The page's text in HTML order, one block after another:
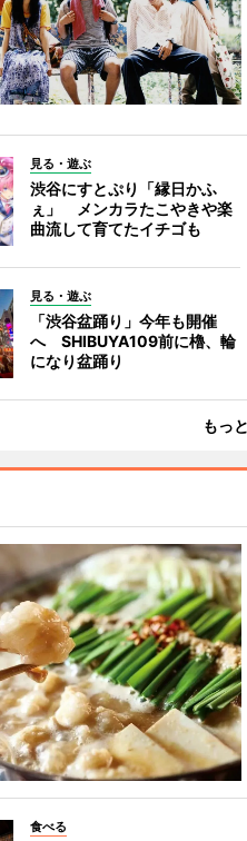
見る・遊ぶ
渋谷にすとぷり「縁日かふ
ぇ」 メンカラたこやきや楽
曲流して育てたイチゴも
見る・遊ぶ
「渋谷盆踊り」今年も開催
へ SHIBUYA109前に櫓、輪
になり盆踊り
もっ
食べる